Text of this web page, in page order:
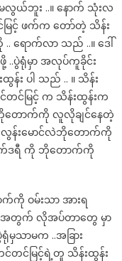
လွယ်ဘူး ..။ နောက် သုံးလ
င်မြင့် ဖက်က တော်တဲ့ သိန်း
ရောက်လာ သည် ..။ ဒေါ်
..ပွဲရုံမှာ အလုပ်ကူခိုင်း
ပါ သည် .. ။ သိန်း
တင်မြင့် က သိန်းထွန်းက
ဘိုတောက်ကို လူလိုချင်နေတဲ့
လွန်းမောင်လဲဘိုတောက်ကို
ာက်ဒရီ ကို ဘိုတောက်ကို
ကို ဝမ်းသာ အားရ
တွက် လိုအပ်တာတွေ မှာ
မှသာမက ..အခြား
င်တင်မြင့်ရဲ့တူ သိန်းထွန်း